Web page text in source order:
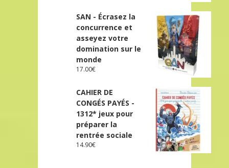
SAN - Écrasez la
concurrence et
asseyez votre
domination sur le
monde
17.00€
CAHIER DE
CONGÉS PAYÉS -
1312* jeux pour
préparer la
rentrée sociale
14.90€